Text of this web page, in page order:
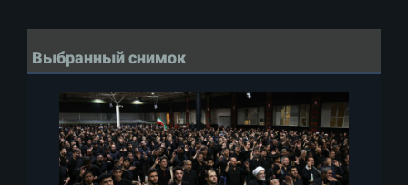
Выбранный снимок